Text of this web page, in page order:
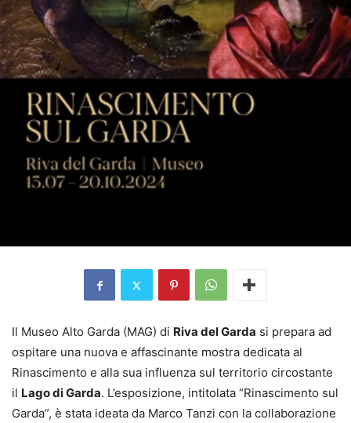
Il Museo Alto Garda (MAG) di Riva del Garda si prepara ad
ospitare una nuova e affascinante mostra dedicata al
Rinascimento e alla sua influenza sul territorio circostante
il Lago di Garda. L’esposizione, intitolata “Rinascimento sul
Garda”, è stata ideata da Marco Tanzi con la collaborazione